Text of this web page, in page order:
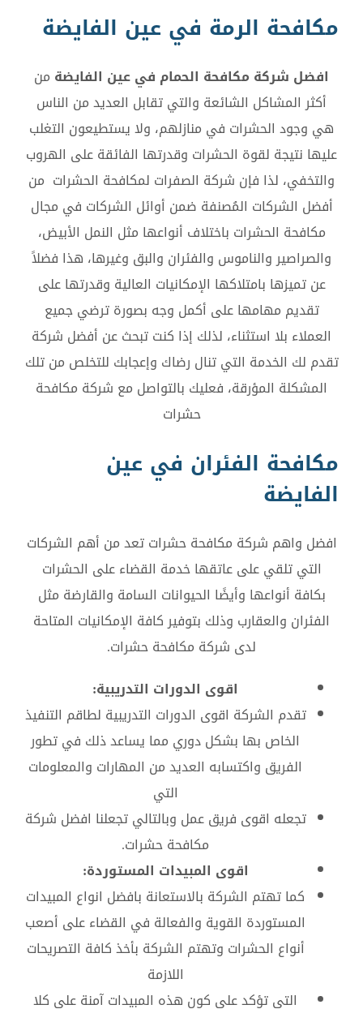
مكافحة الرمة في عين الفايضة
افضل شركة مكافحة الحمام في عين الفايضة من
أكثر المشاكل الشائعة والتي تقابل العديد من الناس
هي وجود الحشرات في منازلهم، ولا يستطيعون التغلب
عليها نتيجة لقوة الحشرات وقدرتها الفائقة على الهروب
والتخفي، لذا فإن شركة الصفرات لمكافحة الحشرات من
أفضل الشركات المُصنفة ضمن أوائل الشركات في مجال
مكافحة الحشرات باختلاف أنواعها مثل النمل الأبيض،
والصراصير والناموس والفئران والبق وغيرها، هذا فضلاً
عن تميزها بامتلاكها الإمكانيات العالية وقدرتها على
تقديم مهامها على أكمل وجه بصورة ترضي جميع
العملاء بلا استثناء، لذلك إذا كنت تبحث عن أفضل شركة
تقدم لك الخدمة التي تنال رضاك وإعجابك للتخلص من تلك
المشكلة المؤرقة، فعليك بالتواصل مع شركة مكافحة
حشرات
مكافحة الفئران في عين
الفايضة
افضل واهم شركة مكافحة حشرات تعد من أهم الشركات
التي تلقي على عاتقها خدمة القضاء على الحشرات
بكافة أنواعها وأيضًا الحيوانات السامة والقارضة مثل
الفئران والعقارب وذلك بتوفير كافة الإمكانيات المتاحة
لدى شركة مكافحة حشرات.
اقوى الدورات التدريبية:
تقدم الشركة اقوى الدورات التدريبية لطاقم التنفيذ
الخاص بها بشكل دوري مما يساعد ذلك في تطور
الفريق واكتسابه العديد من المهارات والمعلومات
التي
تجعله اقوى فريق عمل وبالتالي تجعلنا افضل شركة
مكافحة حشرات.
اقوى المبيدات المستوردة:
كما تهتم الشركة بالاستعانة بافضل انواع المبيدات
المستوردة القوية والفعالة في القضاء على أصعب
أنواع الحشرات وتهتم الشركة بأخذ كافة التصريحات
اللازمة
التي تؤكد على كون هذه المبيدات آمنة على كلا